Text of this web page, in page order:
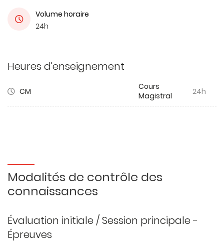
Volume horaire
24h
Heures d'enseignement
CM
Cours
Magistral
24h
Modalités de contrôle des
connaissances
Évaluation initiale / Session principale -
Épreuves